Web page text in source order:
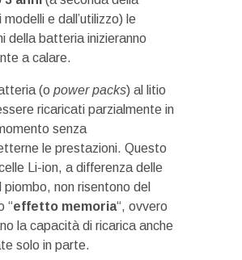
e dall’utilizzo) le
della batteria inizieranno
a calare.
(o power packs) al litio
ricaricati parzialmente in
senza
le prestazioni. Questo
Li-ion, a differenza delle
piombo, non risentono del
“effetto memoria“, ovvero
la capacità di ricarica anche
solo in parte.